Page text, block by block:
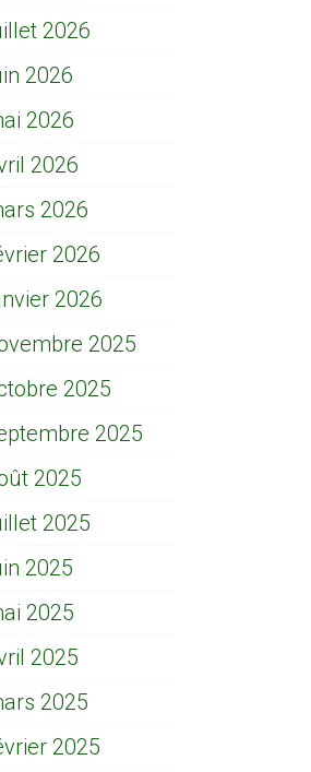
2026
2026
2026
2026
2026
2026
2026
2025
2025
2025
2025
2025
2025
2025
2025
2025
2025